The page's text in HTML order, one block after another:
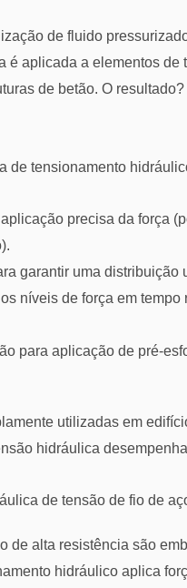
de fluido
é aplicada a elementos de
de betão. O
de tensionamento
precisa da força
garantir uma distribuição
níveis de força em tempo
para aplicação de pré-
utilizadas em
hidráulica
de tensão de fio de
de alta resistência são
hidráulico aplica